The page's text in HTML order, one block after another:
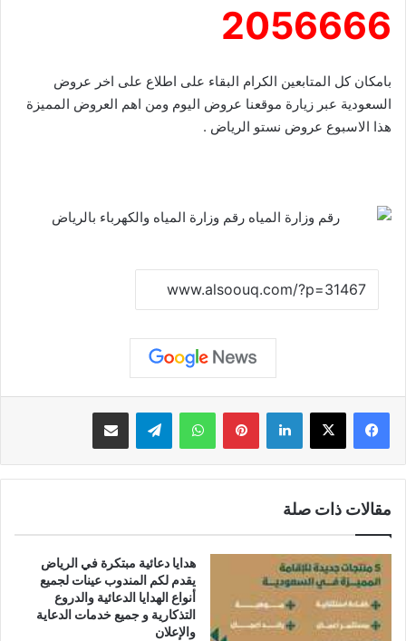
2056666
بامكان كل المتابعين الكرام البقاء على اطلاع على اخر عروض
السعودية عبر زيارة موقعنا عروض اليوم ومن اهم العروض المميزة
هذا الاسبوع عروض نستو الرياض .
لينكدإن بينتيريستواتساب تيلقرام مشاركة عبر البريد
مقالات ذات صلة
هدايا دعائية مبتكرة في الرياض
يقدم لكم المندوب عينات لجميع
أنواع الهدايا الدعائية والدروع
التذكارية و جميع خدمات الدعاية
والإعلان